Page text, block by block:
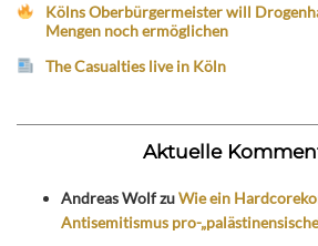
Kölns Oberbürgermeister will
Mengen noch ermöglichen
The Casualties live in Köln
Aktuelle
Andreas WolfzuWie ein
Antisemitismus pro-